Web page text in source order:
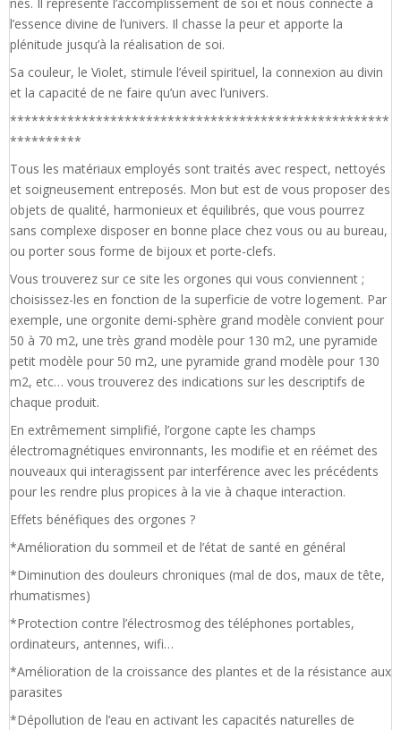
l’essence divine de l’univers. Il chasse la peur et apporte la
plénitude jusqu’à la réalisation de soi.
Sa couleur, le Violet, stimule l’éveil spirituel, la connexion au divin
et la capacité de ne faire qu’un avec l’univers.
*****************************************************
**********
Tous les matériaux employés sont traités avec respect, nettoyés
et soigneusement entreposés. Mon but est de vous proposer des
objets de qualité, harmonieux et équilibrés, que vous pourrez
sans complexe disposer en bonne place chez vous ou au bureau,
ou porter sous forme de bijoux et porte-clefs.
Vous trouverez sur ce site les orgones qui vous conviennent ;
choisissez-les en fonction de la superficie de votre logement. Par
exemple, une orgonite demi-sphère grand modèle convient pour
50 à 70 m2, une très grand modèle pour 130 m2, une pyramide
petit modèle pour 50 m2, une pyramide grand modèle pour 130
m2, etc… vous trouverez des indications sur les descriptifs de
chaque produit.
En extrêmement simplifié, l’orgone capte les champs
électromagnétiques environnants, les modifie et en réémet des
nouveaux qui interagissent par interférence avec les précédents
pour les rendre plus propices à la vie à chaque interaction.
Effets bénéfiques des orgones ?
*Amélioration du sommeil et de l’état de santé en général
*Diminution des douleurs chroniques (mal de dos, maux de tête,
rhumatismes)
*Protection contre l’électrosmog des téléphones portables,
ordinateurs, antennes, wifi…
*Amélioration de la croissance des plantes et de la résistance aux
parasites
*Dépollution de l’eau en activant les capacités naturelles de